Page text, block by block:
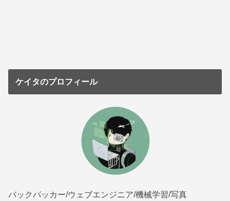
ケイタのプロフィール
バックパッカー/ウェブエンジニア/機械学習/写真